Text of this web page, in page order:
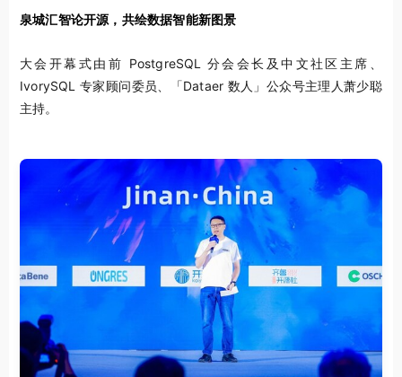
泉城汇智论开源，共绘数据智能新图景
大会开幕式由前 PostgreSQL 分会会长及中文社区主席、
IvorySQL 专家顾问委员、「Dataer 数人」公众号主理人萧少聪
主持。